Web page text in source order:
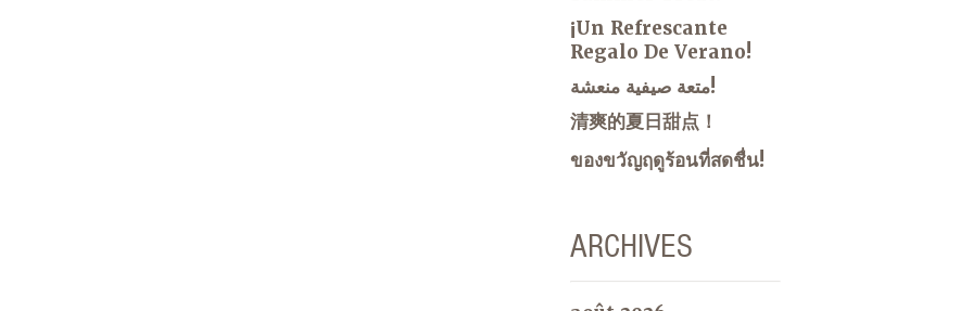
¡Un Refrescante
Regalo De Verano!
متعة صيفية منعشة!
清爽的夏日甜点！
ของขวัญฤดูร้อนที่สดชื่น!
ARCHIVES